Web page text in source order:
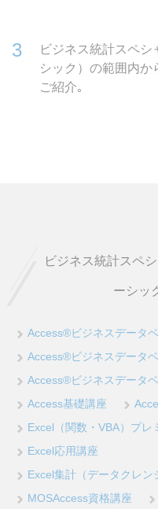
ビジネス統計スペ
シック）の範囲内か
ご紹介｡
ビジネス統計スペ
ーシッ
Access®ビジネスデータ
Access®ビジネスデータ
Access®ビジネスデータ
Access基礎講座
Excel（関数・VBA）プレ
Excel応用講座
Excel集計（データクレン
MOSAccess資格講座